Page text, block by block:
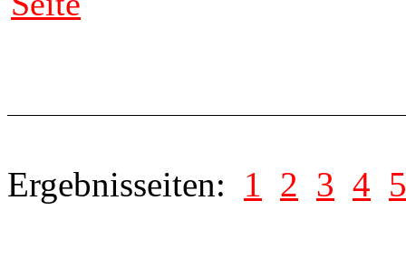
Ergebnisseiten: 1 2 3 4 5